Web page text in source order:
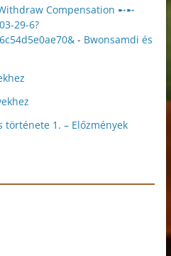
Compensation ➸➸
29-6?
- Bwonsamdi és
története 1. – Előzmények